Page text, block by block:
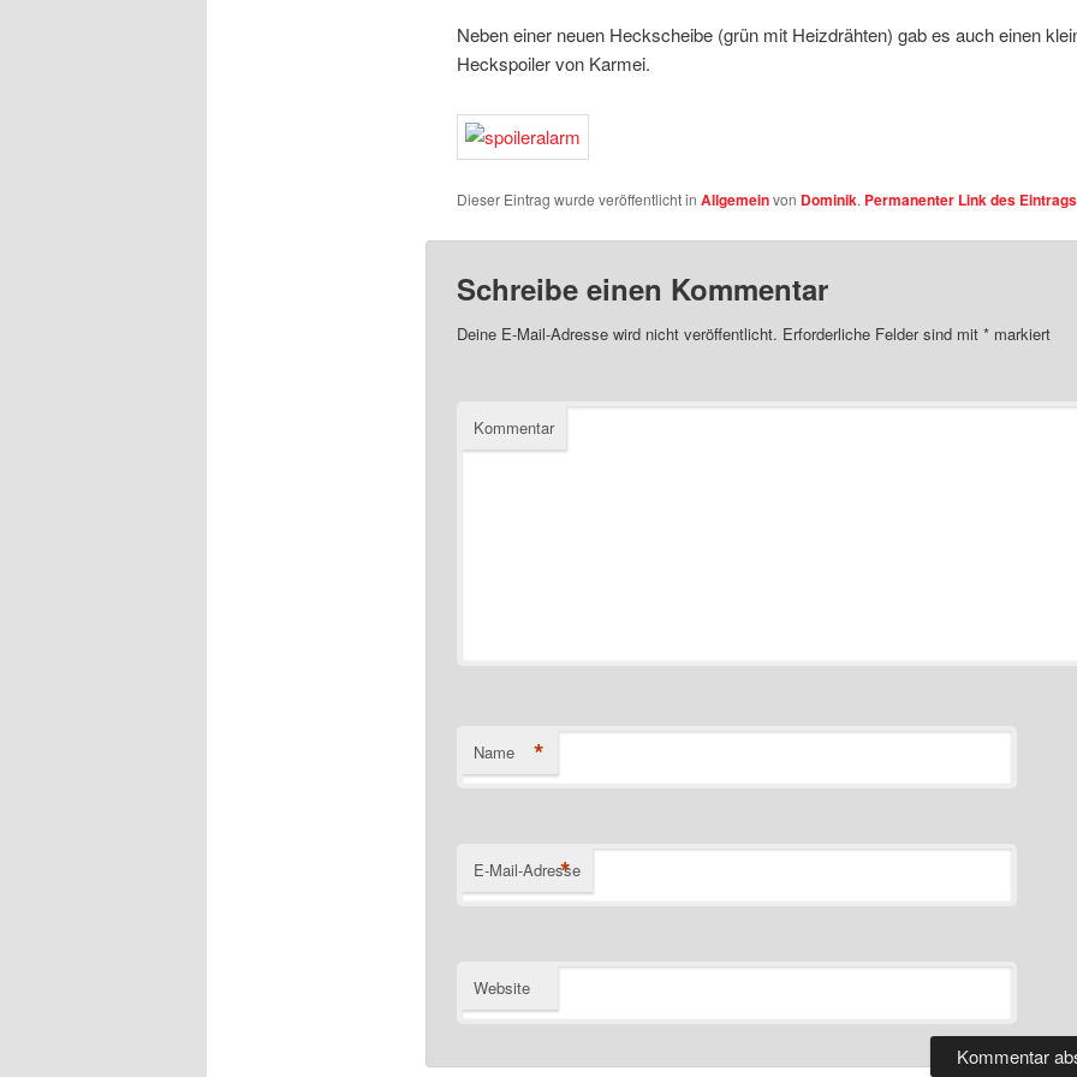
Neben einer neuen Heckscheibe (grün mit Heizdrähten) gab es auch einen
Heckspoiler von Karmei.
Dieser Eintrag wurde veröffentlicht in Allgemeinvon Dominik. Permanenter Link des Eintrags
Schreibe einen Kommentar
Deine E-Mail-Adresse wird nicht veröffentlicht. Erforderliche Felder sind mit *markiert
Kommentar
Name *
E-Mail-Adresse
*
Website